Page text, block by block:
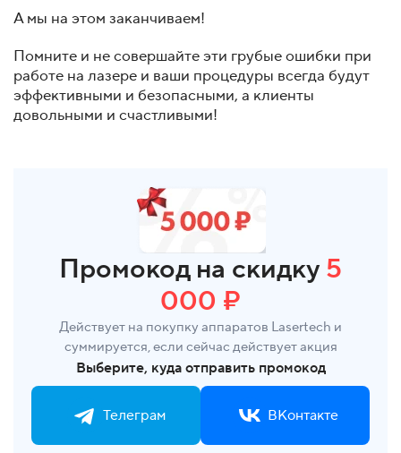
А мы на этом заканчиваем!
Помните и не совершайте эти грубые ошибки при
работе на лазере и ваши процедуры всегда будут
эффективными и безопасными, а клиенты
довольными и счастливыми!
Промокод на скидку 5
000 ₽
Действует на покупку аппаратов Lasertech и
суммируется, если сейчас действует акция
Выберите, куда отправить промокод
Телеграм ВКонтакте